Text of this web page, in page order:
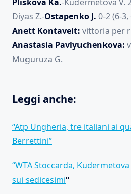
Diyas Z.-Ostapenko J. 0-2 (6-3,
Anett Kontaveit: vittoria per
Anastasia Pavlyuchenkova:
Muguruza G.
Leggi anche:
“Atp Ungheria, tre italiani ai
Berrettini”
“WTA Stoccarda,
sui sedicesimi“